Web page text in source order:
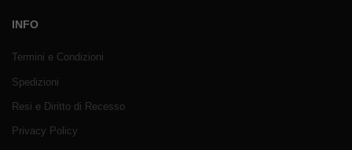
INFO
Termini e Condizioni
Spedizioni
Resi e Diritto di Recesso
Privacy Policy